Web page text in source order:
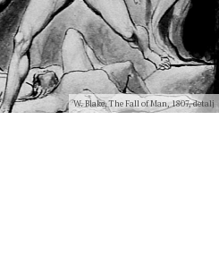
W. Blake, The Fall of Man, 1807, detalj